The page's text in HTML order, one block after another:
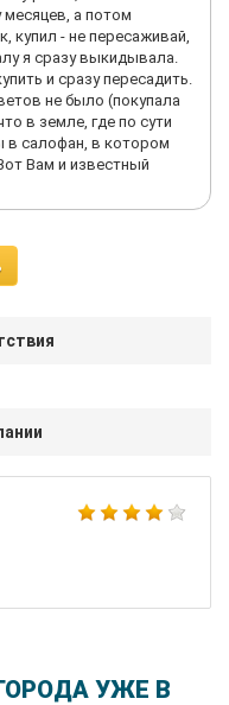
месяцев, а потом
купил - не пересаживай,
я сразу выкидывала.
и сразу пересадить.
не было (покупала
в земле, где по сути
салофан, в котором
Вам и известный
УЖЕ В